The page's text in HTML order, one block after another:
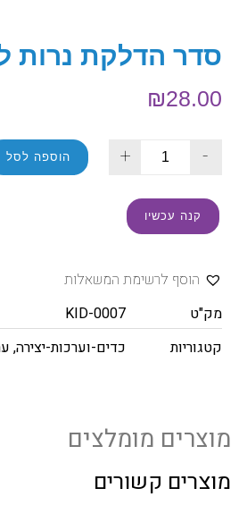
סדר הדלקת נרות
₪28.00
-
+ הוספה לסל
קנה עכשיו
הוסף לרשימת המשאלות
מק"ט
KID-0007
קטגוריות
כדים-וערכות-יצירה,
מוצרים מומלצים
מוצרים קשורים